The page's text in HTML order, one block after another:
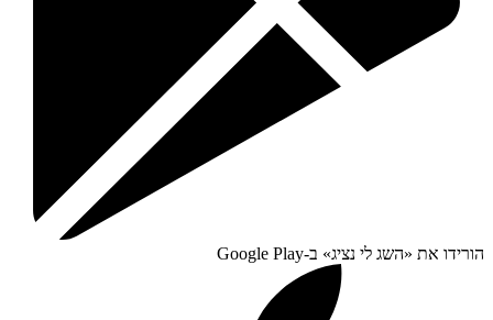
הורידו את «השג לי נציג» ב-Google Play